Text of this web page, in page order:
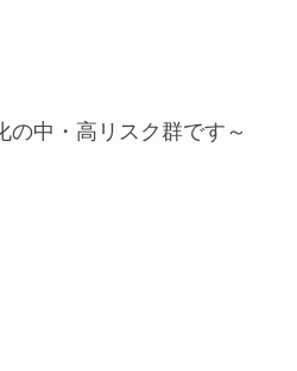
の中・高リスク群です～